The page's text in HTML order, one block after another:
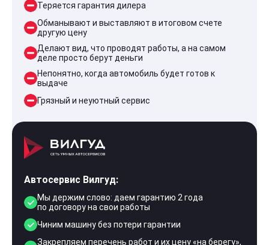
Теряется гарантия дилера
Обманывают и выставляют в итоговом счете
другую цену
Делают вид, что проводят работы, а на самом
деле просто берут деньги
Непонятно, когда автомобиль будет готов к
выдаче
Грязный и неуютный сервис
Автосервис Вилгуд:
Мы держим слово: даем гарантию 2 года
по договору на свои работы
Чиним машину без потери гарантии
Закрепляем перечень работ и их цену «на берегу»,